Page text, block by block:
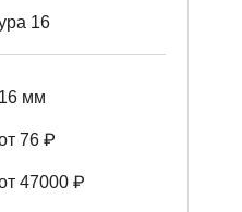
16
16 мм
76 ₽
47000 ₽